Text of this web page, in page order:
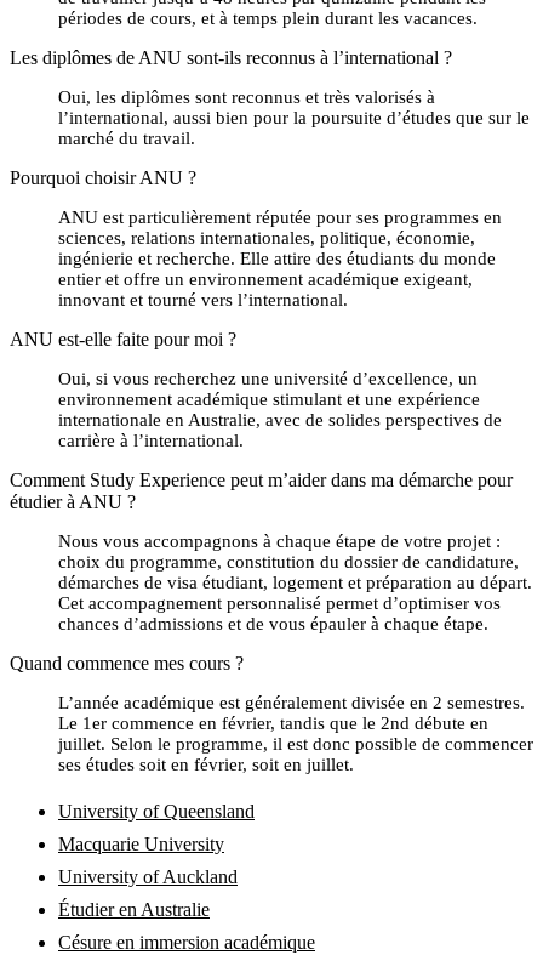
périodes de cours, et à temps plein durant les vacances.
Les diplômes de ANU sont-ils reconnus à l’international ?
Oui, les diplômes sont reconnus et très valorisés à
l’international, aussi bien pour la poursuite d’études que sur le
marché du travail.
Pourquoi choisir ANU ?
ANU est particulièrement réputée pour ses programmes en
sciences, relations internationales, politique, économie,
ingénierie et recherche. Elle attire des étudiants du monde
entier et offre un environnement académique exigeant,
innovant et tourné vers l’international.
ANU est-elle faite pour moi ?
Oui, si vous recherchez une université d’excellence, un
environnement académique stimulant et une expérience
internationale en Australie, avec de solides perspectives de
carrière à l’international.
Comment Study Experience peut m’aider dans ma démarche pour
étudier à ANU ?
Nous vous accompagnons à chaque étape de votre projet :
choix du programme, constitution du dossier de candidature,
démarches de visa étudiant, logement et préparation au départ.
Cet accompagnement personnalisé permet d’optimiser vos
chances d’admissions et de vous épauler à chaque étape.
Quand commence mes cours ?
L’année académique est généralement divisée en 2 semestres.
Le 1er commence en février, tandis que le 2nd débute en
juillet. Selon le programme, il est donc possible de commencer
ses études soit en février, soit en juillet.
University of Queensland
Macquarie University
University of Auckland
Étudier en Australie
Césure en immersion académique